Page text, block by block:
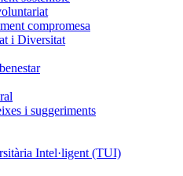
compromesa
i Diversitat
i suggeriments
Intel·ligent (TUI)